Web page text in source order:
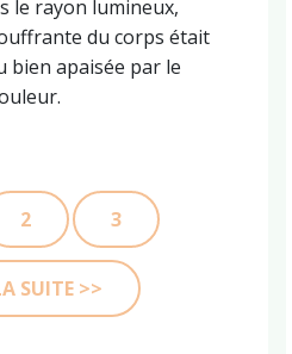
le rayon lumineux,
du corps était
bien apaisée par le
2 3
SUITE >>